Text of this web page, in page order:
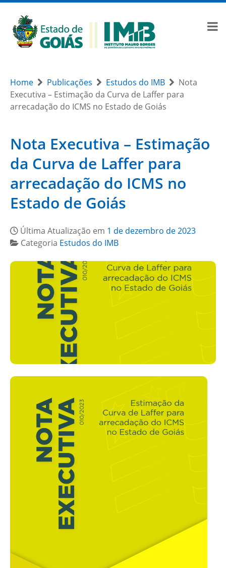
Home Publicações Estudos do IMB
Nota
Executiva – Estimação da Curva de Laffer para
arrecadação do ICMS no Estado de Goiás
Nota Executiva – Estimação
da Curva de Laffer para
arrecadação do ICMS no
Estado de Goiás
Última Atualização em 1 de dezembro de 2023
Categoria Estudos do IMB